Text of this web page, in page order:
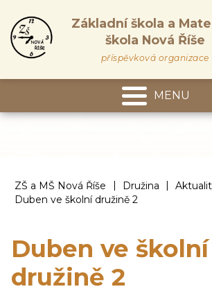
Základní škola a
škola Nová Říše
příspěvková organizace
MENU
ZŠ a MŠ Nová Říše | Družina |
Duben ve školní družině 2
Duben ve školní
družině 2